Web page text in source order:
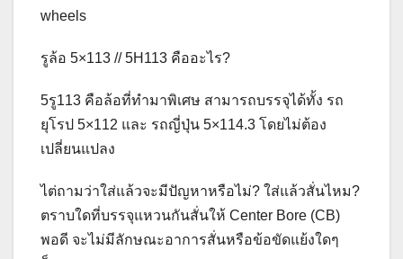
wheels
รูล้อ 5×113 // 5H113 คืออะไร?
5รู113 คือล้อที่ทำมาพิเศษ สามารถบรรจุได้ทั้ง รถ
ยุโรป 5×112 และ รถญี่ปุ่น 5×114.3 โดยไม่ต้อง
เปลี่ยนแปลง
ไต่ถามว่าใส่แล้วจะมีปัญหาหรือไม่? ใส่แล้วสั่นไหม?
ตราบใดที่บรรจุแหวนกันสั่นให้ Center Bore (CB)
พอดี จะไม่มีลักษณะอาการสั่นหรือข้อขัดแย้งใดๆ